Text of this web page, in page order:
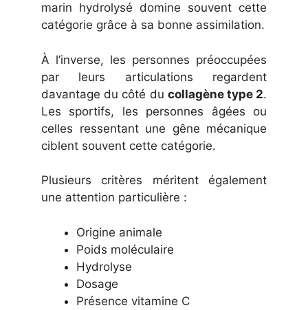
marin hydrolysé domine souvent cette
catégorie grâce à sa bonne assimilation.
À l’inverse, les personnes préoccupées
par leurs articulations regardent
davantage du côté du collagène type 2.
Les sportifs, les personnes âgées ou
celles ressentant une gêne mécanique
ciblent souvent cette catégorie.
Plusieurs critères méritent également
une attention particulière :
Origine animale
Poids moléculaire
Hydrolyse
Dosage
Présence vitamine C